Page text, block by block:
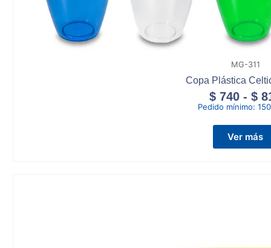
MG-311
Copa Plástica
$ 740 - $
Pedido mínimo:
Ver más